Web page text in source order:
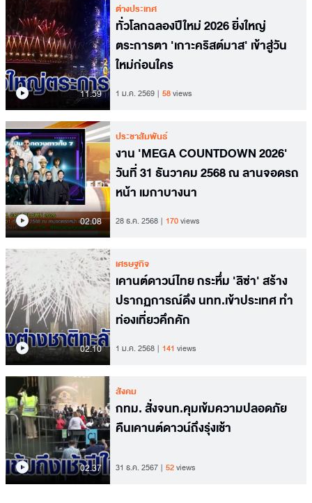
11.59
ต่างประเทศ
ทั่วโลกฉลองปีใหม่ 2026 ยิ่งใหญ่
ตระการตา 'เกาะคริสต์มาส' เข้าสู่วัน
ใหม่ก่อนใคร
1 ม.ค. 2569 58views
02.08
ประชาสัมพันธ์
งาน 'MEGA COUNTDOWN 2026'
วันที่ 31 ธันวาคม 2568 ณ ลานจอดรถ
หน้า เมกาบางนา
28 ธ.ค. 2568 170views
02.10
เศรษฐกิจ
เคานต์ดาวน์ไทย กระหึ่ม 'ลิซ่า' สร้าง
ปรากฏการณ์ดึง นทท.เข้าประเทศ ทำ
ท่องเที่ยวคึกคัก
1 ม.ค. 2568 141 views
02.37
สังคม
กทม. สั่งจนท.คุมเข้มความปลอดภัย
คืนเคานต์ดาวน์ถึงรุ่งเช้า
31 ธ.ค. 2567 52views